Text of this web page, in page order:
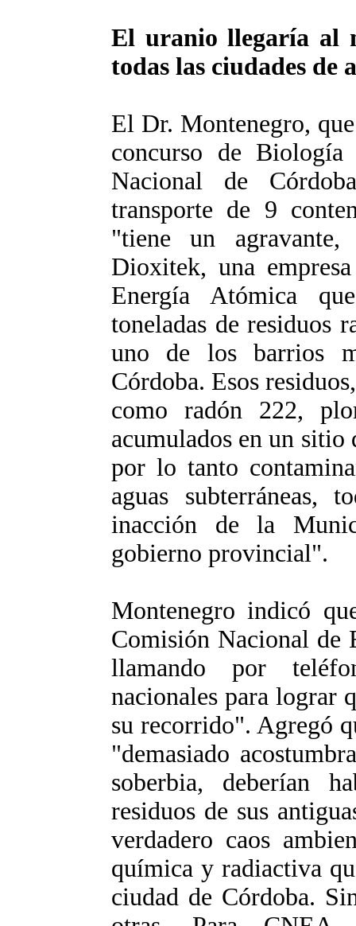
El uranio llegaría al
todas las ciudades de
El Dr. Montenegro,
concurso de
Nacional de
transporte de 9
"tiene un
Dioxitek, una
Energía Atómica
toneladas de residuos
uno de los barrios
Córdoba. Esos
como radón 222,
acumulados en un sitio
por lo tanto
aguas subterráneas,
inacción de la
gobierno provincial".
Montenegro indicó
Comisión Nacional de
llamando por
nacionales para lograr
su recorrido". Agregó
"demasiado
soberbia, deberían
residuos de sus
verdadero caos
química y radiactiva
ciudad de Córdoba.